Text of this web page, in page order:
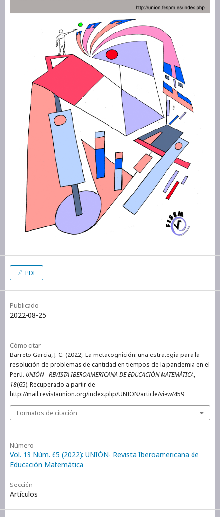
PDF
Publicado
2022-08-25
Cómo citar
Barreto Garcia, J. C. (2022). La metacognición: una estrategia para la
resolución de problemas de cantidad en tiempos de la pandemia en el
Perú. UNIÓN - REVISTA IBEROAMERICANA DE EDUCACIÓN MATEMÁTICA,
18(65). Recuperado a partir de
http://mail.revistaunion.org/index.php/UNION/article/view/459
Formatos de citación
Número
Vol. 18 Núm. 65 (2022): UNIÓN- Revista Iberoamericana de
Educación Matemática
Sección
Artículos